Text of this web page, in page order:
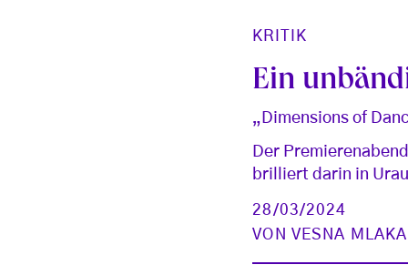
KRITIK
Ein
„Dimensions of
Der
brilliert darin in
28/03/2024
VON VESNA